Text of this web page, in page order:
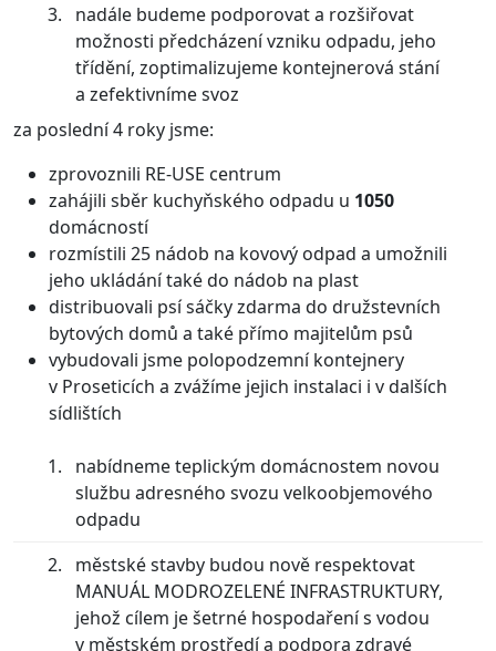
nadále budeme podporovat a rozšiřovat
možnosti předcházení vzniku odpadu, jeho
třídění, zoptimalizujeme kontejnerová stání
a zefektivníme svoz
za poslední 4 roky jsme:
zprovoznili RE-USE centrum
zahájili sběr kuchyňského odpadu u 1050
domácností
rozmístili 25 nádob na kovový odpad a umožnili
jeho ukládání také do nádob na plast
distribuovali psí sáčky zdarma do družstevních
bytových domů a také přímo majitelům psů
vybudovali jsme polopodzemní kontejnery
v Proseticích a zvážíme jejich instalaci i v dalších
sídlištích
nabídneme teplickým domácnostem novou
službu adresného svozu velkoobjemového
odpadu
městské stavby budou nově respektovat
MANUÁL MODROZELENÉ INFRASTRUKTURY,
jehož cílem je šetrné hospodaření s vodou
v městském prostředí a podpora zdravé